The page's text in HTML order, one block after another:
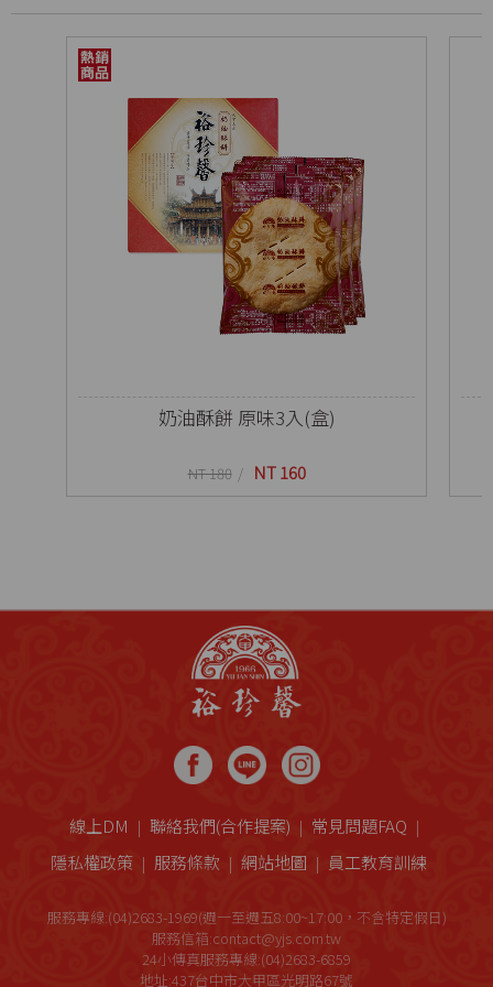
奶油酥餅 原味3入(盒)
NT 180 NT 160
線上DM 聯絡我們(合作提案)
常見問題FAQ
隱私權政策
服務條款 網站地圖 員工教育訓練
服務專線:(04)2683-1969(週一至週五8:00~17:00，不含特定假日)
服務信箱:contact@yjs.com.tw
24小傳真服務專線:(04)2683-6859
地址:437台中市大甲區光明路67號